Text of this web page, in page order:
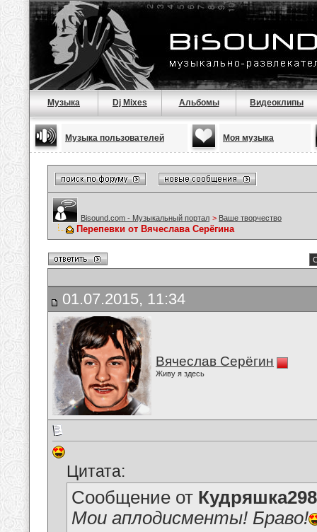
Музыка Dj Mixes Альбомы Видеоклипы
Музыка пользователей Моя музыка
Bisound.com - Музыкальный портал > Ваше творчество
Перепевки от Вячеслава Серёгина
01.07.2015, 11:34
Вячеслав Серёгин
Живу я здесь
Цитата:
Сообщение от Кудряшка298
Мои аплодисменты! Браво!